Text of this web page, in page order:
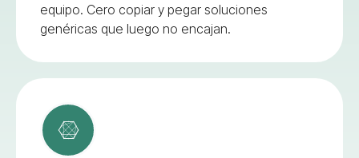
equipo. Cero copiar y pegar soluciones
genéricas que luego no encajan.